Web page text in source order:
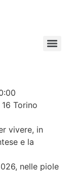
Torino
vivere, in
e la
nelle piole